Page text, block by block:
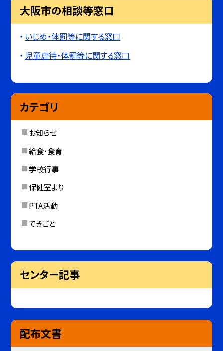
大阪市の相談等窓口
いじめ・体罰等に関する窓口
児童虐待・体罰等に関する窓口
カテゴリ
お知らせ
給食・食育
学校行事
保健室より
PTA活動
できごと
センター記事
配布文書